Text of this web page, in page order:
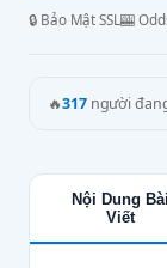
🔒 Bảo Mật SSL🎰
🔥317người
Nội Dung Bài
Viết